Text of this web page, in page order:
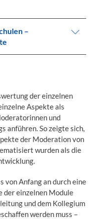
–
der einzelnen
Aspekte als
und
anführen. So zeigte sich,
der Moderation von
wurden als die
von Anfang an durch eine
der einzelnen Module
und dem Kollegium
werden muss –